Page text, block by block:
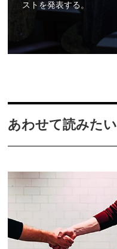
ストを発表する。
あわせて読みたい